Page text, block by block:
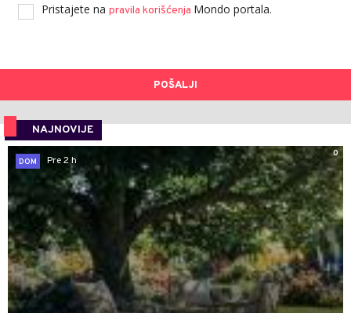
Pristajete na pravila korišćenja Mondo portala.
POŠALJI
NAJNOVIJE
0
DOM
Pre 2 h